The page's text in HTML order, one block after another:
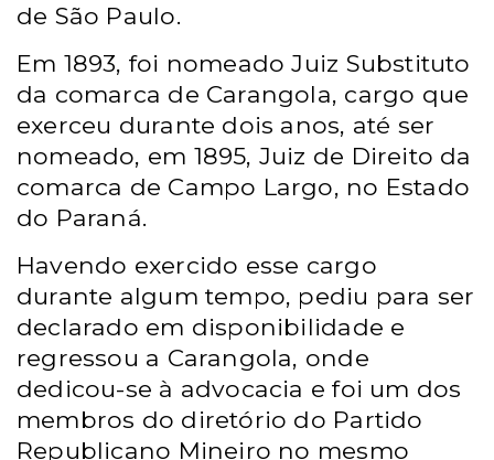
de São Paulo.
Em 1893, foi nomeado Juiz Substituto
da comarca de Carangola, cargo que
exerceu durante dois anos, até ser
nomeado, em 1895, Juiz de Direito da
comarca de Campo Largo, no Estado
do Paraná.
Havendo exercido esse cargo
durante algum tempo, pediu para ser
declarado em disponibilidade e
regressou a Carangola, onde
dedicou-se à advocacia e foi um dos
membros do diretório do Partido
Republicano Mineiro no mesmo